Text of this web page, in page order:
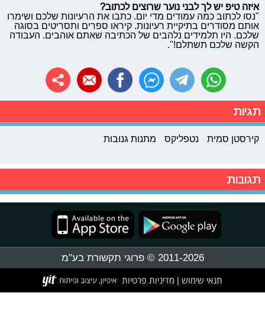
איזה טיפ יש לך לבני נוער שרוצים לכתוב?
"נסו לכתוב כמה עמודים מדי יום. כתבו את הרעיונות שלכם ושימרו
אותם מסודרים בתיקיית רעיונות. קיראו ספרים ותסריטים בסוגה
שלכם. היו תלמידים נלהבים של הכתיבה שאתם אוהבים. העבודה
הקשה שלכם תשתלם!".
תגיות
קירסטן סמית נטפליקס מתנות גנובות
תגובות
2011-2026 © פרוגי תקשורת בע"מ
תנאי שימוש מדיניות פרטיות